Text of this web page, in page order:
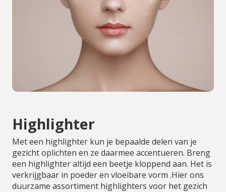
Highlighter
Met een highlighter kun je bepaalde delen van je
gezicht oplichten en ze daarmee accentueren. Breng
een highlighter altijd een beetje kloppend aan. Het is
verkrijgbaar in poeder en vloeibare vorm .Hier ons
duurzame assortiment highlighters voor het gezich